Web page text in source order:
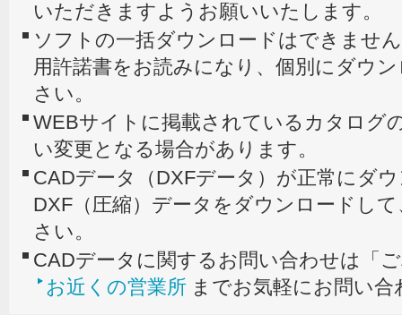
いただきますようお願いいたします。
ソフトの一括ダウンロードはできませ
用許諾書をお読みになり、個別にダウ
さい。
WEBサイトに掲載されているカタログ
い変更となる場合があります。
CADデータ（DXFデータ）が正常にダ
DXF（圧縮）データをダウンロードし
さい。
CADデータに関するお問い合わせは「
お近くの営業所 までお気軽にお問い